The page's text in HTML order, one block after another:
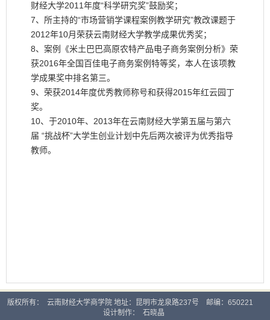
财经大学2011年度“科学研究奖”鼓励奖；
7、所主持的“市场营销学课程案例教学研究”教改课题于
2012年10月荣获云南财经大学教学成果优秀奖；
8、案例《米土巴巴高原农特产品电子商务案例分析》荣
获2016年全国百佳电子商务案例特等奖，本人在该项教
学成果奖中排名第三。
9、荣获2014年度优秀教师称号和获得2015年红云园丁
奖。
10、于2010年、2013年在云南财经大学第五届与第六
届 “挑战杯”大学生创业计划中先后两次被评为优秀指导
教师。
版权所有： 云南财经大学商学院 地址：昆明市龙泉路237号 邮编：650221
设计制作： 石晓晶